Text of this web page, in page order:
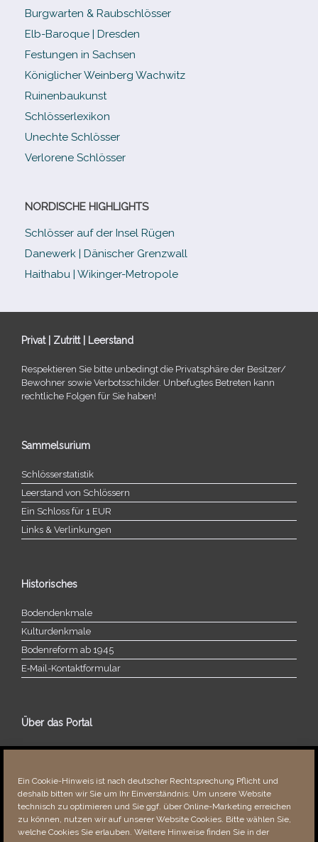
Ein Cookie-Hinweis ist nach deutscher Rechtsprechung Pflicht und
deshalb bitten wir Sie um Ihr Einverständnis: Um unsere Website
technisch zu optimieren und Sie ggf. über Online-Marketing erreichen
zu können, nutzen wir auf unserer Website Cookies. Bitte wählen Sie,
welche Cookies Sie erlauben. Weitere Hinweise finden Sie in der
Burgwarten & Raubschlösser
Elb-​Baroque | Dresden
Festungen in Sachsen
Königlicher Weinberg Wachwitz
Ruinenbaukunst
Schlösserlexikon
Unechte Schlösser
Verlorene Schlösser
NORDISCHE HIGHLIGHTS
Schlösser auf der Insel Rügen
Danewerk | Dänischer Grenzwall
Haithabu | Wikinger-Metropole
Privat | Zutritt | Leerstand
Respektieren Sie bitte unbe­dingt die Privatsphäre der Besitzer/​
Bewohner sowie Verbotsschilder. Unbefugtes Betreten kann
recht­li­che Folgen für Sie haben!
Sammelsurium
Schlösserstatistik
Leerstand von Schlössern
Ein Schloss für 1 EUR
Links & Verlinkungen
Historisches
Bodendenkmale
Kulturdenkmale
Bodenreform ab 1945
E‑Mail-​​Kontaktformular
Über das Portal
Über dieses Portal
Fehler bemerkt?